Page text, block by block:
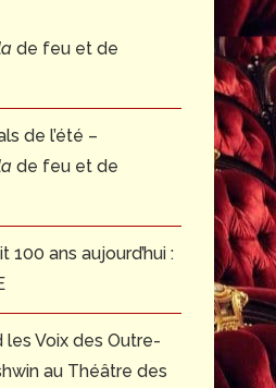
de feu et de
de l’été –
de feu et de
100 ans aujourd’hui :
les Voix des Outre-
au Théâtre des